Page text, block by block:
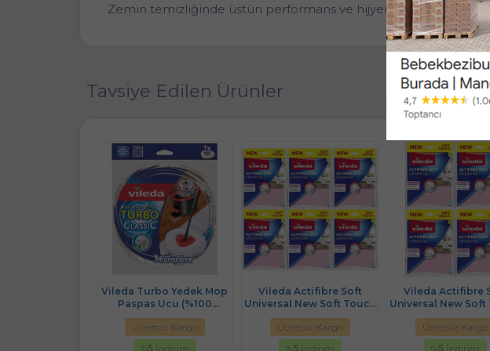
Zemin temizliğinde üstün performans ve hijyen arayanlar için
Tavsiye Edilen Ürünler
Vileda Turbo Yedek Mop
Paspas Ucu (%100
Mikrofiber)
Ücretsiz Kargo
%5 İndirim
Vileda Actifibre Soft
Universal New Soft Touch
(Paket içi 2 Li) (6 Lı Set)
Ücretsiz Kargo
%5 İndirim
Vileda Actifibre
Universal New Soft
(Paket içi 2 Li) (4
Ücretsiz Kargo
%5 İndirim